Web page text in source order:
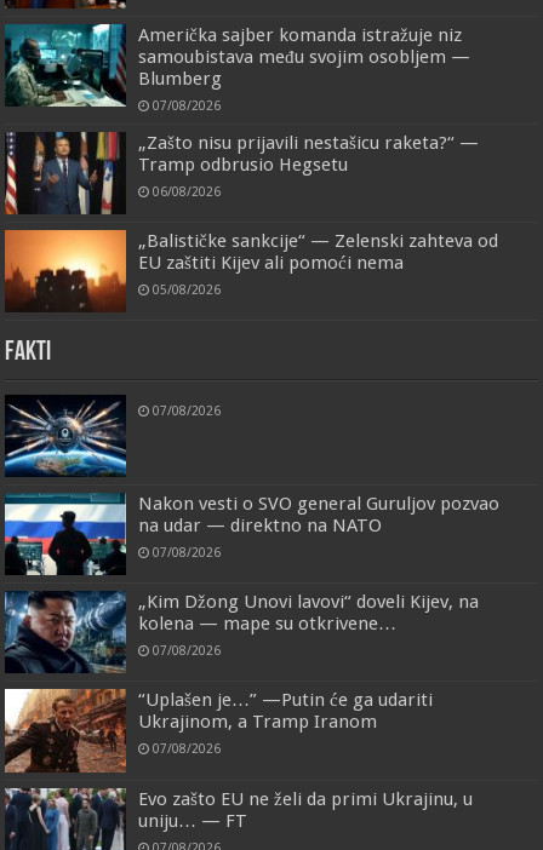
Američka sajber komanda istražuje niz
samoubistava među svojim osobljem —
Blumberg
07/08/2026
„Zašto nisu prijavili nestašicu raketa?“ —
Tramp odbrusio Hegsetu
06/08/2026
„Balističke sankcije“ — Zelenski zahteva od
EU zaštiti Kijev ali pomoći nema
05/08/2026
FAKTI
07/08/2026
Nakon vesti o SVO general Guruljov pozvao
na udar — direktno na NATO
07/08/2026
„Kim Džong Unovi lavovi“ doveli Kijev, na
kolena — mape su otkrivene…
07/08/2026
“Uplašen je…” —Putin će ga udariti
Ukrajinom, a Tramp Iranom
07/08/2026
Evo zašto EU ne želi da primi Ukrajinu, u
uniju… — FT
07/08/2026